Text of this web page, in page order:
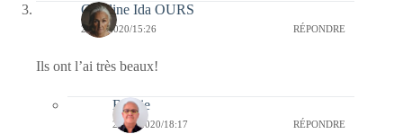
Caroline Ida OURS
26/07/2020/15:26 RÉPONDRE
Ils ont l’ai très beaux!
Bernie
26/07/2020/18:17 RÉPONDRE